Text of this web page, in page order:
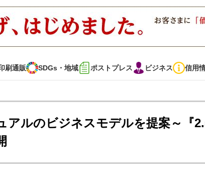
刷通販 SDGs・地域 ポストプレス ビジネス 信用
インタビュー コレクション
ルのビジネスモデルを提案～『